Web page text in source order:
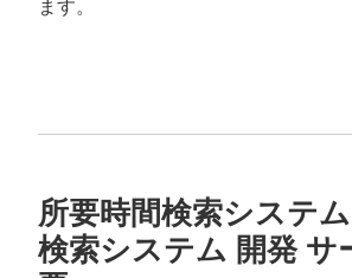
所要時間検索システ
検索システム 開発 サ